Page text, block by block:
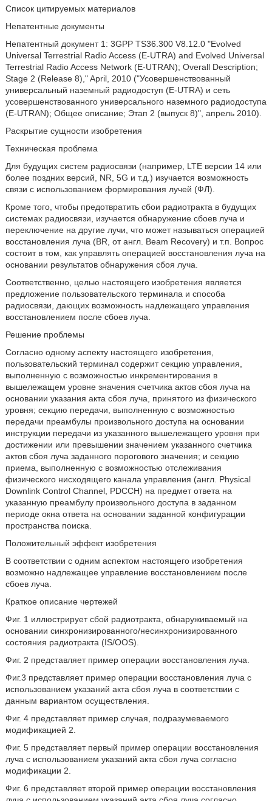
Список цитируемых материалов
Непатентные документы
Непатентный документ 1: 3GPP TS36.300 V8.12.0 "Evolved
Universal Terrestrial Radio Access (E-UTRA) and Evolved Universal
Terrestrial Radio Access Network (E-UTRAN); Overall Description;
Stage 2 (Release 8)," April, 2010 ("Усовершенствованный
универсальный наземный радиодоступ (E-UTRA) и сеть
усовершенствованного универсального наземного радиодоступа
(E-UTRAN); Общее описание; Этап 2 (выпуск 8)", апрель 2010).
Раскрытие сущности изобретения
Техническая проблема
Для будущих систем радиосвязи (например, LTE версии 14 или
более поздних версий, NR, 5G и т.д.) изучается возможность
связи с использованием формирования лучей (ФЛ).
Кроме того, чтобы предотвратить сбои радиотракта в будущих
системах радиосвязи, изучается обнаружение сбоев луча и
переключение на другие лучи, что может называться операцией
восстановления луча (BR, от англ. Beam Recovery) и т.п. Вопрос
состоит в том, как управлять операцией восстановления луча на
основании результатов обнаружения сбоя луча.
Соответственно, целью настоящего изобретения является
предложение пользовательского терминала и способа
радиосвязи, дающих возможность надлежащего управления
восстановлением после сбоев луча.
Решение проблемы
Согласно одному аспекту настоящего изобретения,
пользовательский терминал содержит секцию управления,
выполненную с возможностью инкрементирования в
вышележащем уровне значения счетчика актов сбоя луча на
основании указания акта сбоя луча, принятого из физического
уровня; секцию передачи, выполненную с возможностью
передачи преамбулы произвольного доступа на основании
инструкции передачи из указанного вышележащего уровня при
достижении или превышении значением указанного счетчика
актов сбоя луча заданного порогового значения; и секцию
приема, выполненную с возможностью отслеживания
физического нисходящего канала управления (англ. Physical
Downlink Control Channel, PDCCH) на предмет ответа на
указанную преамбулу произвольного доступа в заданном
периоде окна ответа на основании заданной конфигурации
пространства поиска.
Положительный эффект изобретения
В соответствии с одним аспектом настоящего изобретения
возможно надлежащее управление восстановлением после
сбоев луча.
Краткое описание чертежей
Фиг. 1 иллюстрирует сбой радиотракта, обнаруживаемый на
основании синхронизированного/несинхронизированного
состояния радиотракта (IS/OOS).
Фиг. 2 представляет пример операции восстановления луча.
Фиг.3 представляет пример операции восстановления луча с
использованием указаний акта сбоя луча в соответствии с
данным вариантом осуществления.
Фиг. 4 представляет пример случая, подразумеваемого
модификацией 2.
Фиг. 5 представляет первый пример операции восстановления
луча с использованием указаний акта сбоя луча согласно
модификации 2.
Фиг. 6 представляет второй пример операции восстановления